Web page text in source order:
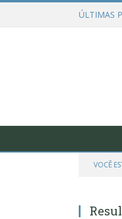
ÚLTIMAS
VOCÊ